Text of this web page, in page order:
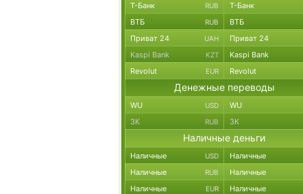
Т-Банк RUB Т-Банк
ВТБ RUB ВТБ
Приват 24 UAH Приват 24
Kaspi Bank KZT Kaspi Bank
Revolut EUR Revolut
Денежные переводы
WU USD WU
ЗК RUB ЗК
Наличные деньги
Наличные USD Наличные
Наличные RUB Наличные
Наличные EUR Наличные